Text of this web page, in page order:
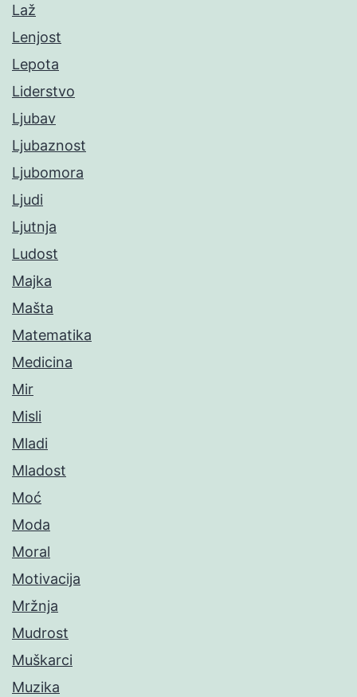
Laž
Lenjost
Lepota
Liderstvo
Ljubav
Ljubaznost
Ljubomora
Ljudi
Ljutnja
Ludost
Majka
Mašta
Matematika
Medicina
Mir
Misli
Mladi
Mladost
Moć
Moda
Moral
Motivacija
Mržnja
Mudrost
Muškarci
Muzika